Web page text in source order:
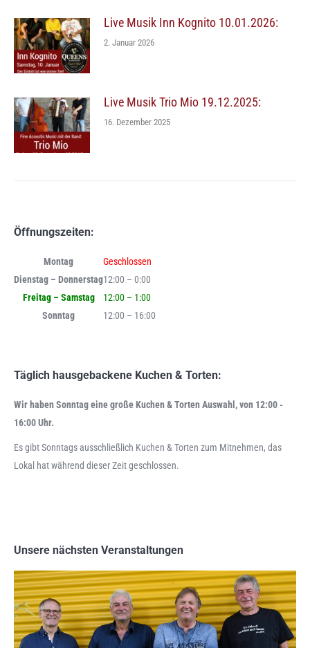
Live Musik Inn Kognito 10.01.2026:
2. Januar 2026
Live Musik Trio Mio 19.12.2025:
16. Dezember 2025
Öffnungszeiten:
Montag
Geschlossen
Dienstag – Donnerstag12:00 – 0:00
Freitag – Samstag
12:00 – 1:00
Sonntag
12:00 – 16:00
Täglich hausgebackene Kuchen & Torten:
Wir haben Sonntag eine große Kuchen & Torten Auswahl, von 12:00 -
16:00 Uhr.
Es gibt Sonntags ausschließlich Kuchen & Torten zum Mitnehmen, das
Lokal hat während dieser Zeit geschlossen.
Unsere nächsten Veranstaltungen